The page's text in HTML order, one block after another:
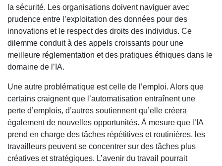
la sécurité. Les organisations doivent naviguer avec
prudence entre l’exploitation des données pour des
innovations et le respect des droits des individus. Ce
dilemme conduit à des appels croissants pour une
meilleure réglementation et des pratiques éthiques dans le
domaine de l’IA.
Une autre problématique est celle de l’emploi. Alors que
certains craignent que l’automatisation entraînent une
perte d’emplois, d’autres soutiennent qu’elle créera
également de nouvelles opportunités. À mesure que l’IA
prend en charge des tâches répétitives et routinières, les
travailleurs peuvent se concentrer sur des tâches plus
créatives et stratégiques. L’avenir du travail pourrait